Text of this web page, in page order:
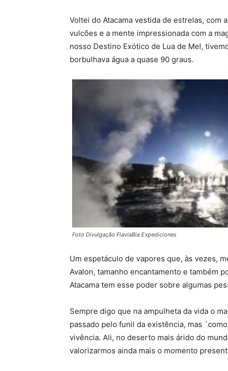
Voltei do Atacama vestida de estrelas, com
vulcões e a mente impressionada com a
nosso Destino Exótico de Lua de Mel,
borbulhava água a quase 90 graus.
Foto Divulgação FlaviaBia Expediciones
Um espetáculo de vapores que, às vezes,
Avalon, tamanho encantamento e também
Atacama tem esse poder sobre algumas
Sempre digo que na ampulheta da vida o
passado pelo funil da existência, mas
vivência. Ali, no deserto mais árido do
valorizarmos ainda mais o momento